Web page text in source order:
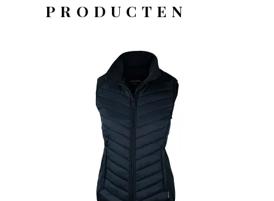
PRODUCTEN
OFFERTEAANVRAAG